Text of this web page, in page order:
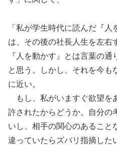
「私が学生時代に読んだ『
は、その後の社長人生を左右
『人を動かす』とは言葉の
と思う。しかし、それを今も
に近い。
もし、私がいますぐ欲望を
許されたからどうか。自分の
いし、相手の関心のあること
違っていたらズバリ指摘した